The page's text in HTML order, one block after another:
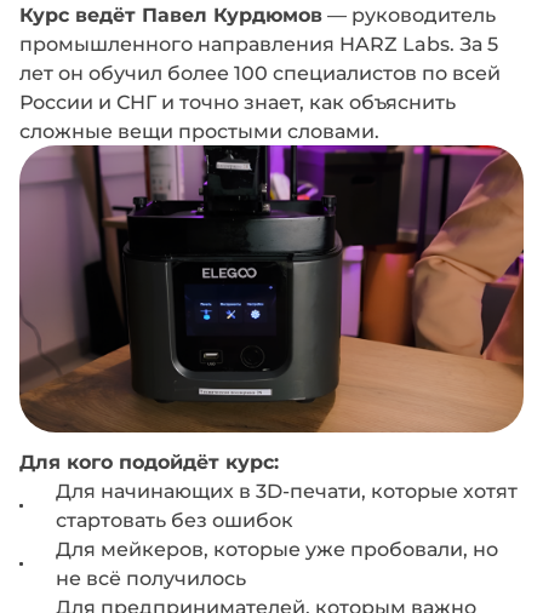
Курс ведёт Павел Курдюмов— руководитель
промышленного направления HARZ Labs. За 5
лет он обучил более 100 специалистов по всей
России и СНГ и точно знает, как объяснить
сложные вещи простыми словами.
Для кого подойдёт курс:
Для начинающих в 3D-печати, которые хотят
стартовать без ошибок
Для мейкеров, которые уже пробовали, но
не всё получилось
Для предпринимателей, которым важно